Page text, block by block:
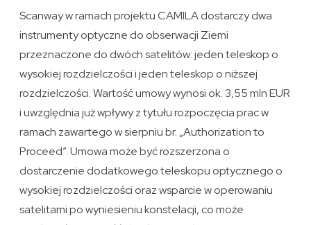
Scanway w ramach projektu CAMILA dostarczy dwa
instrumenty optyczne do obserwacji Ziemi
przeznaczone do dwóch satelitów: jeden teleskop o
wysokiej rozdzielczości i jeden teleskop o niższej
rozdzielczości. Wartość umowy wynosi ok. 3,55 mln EUR
i uwzględnia już wpływy z tytułu rozpoczęcia prac w
ramach zawartego w sierpniu br. „Authorization to
Proceed”. Umowa może być rozszerzona o
dostarczenie dodatkowego teleskopu optycznego o
wysokiej rozdzielczości oraz wsparcie w operowaniu
satelitami po wyniesieniu konstelacji, co może